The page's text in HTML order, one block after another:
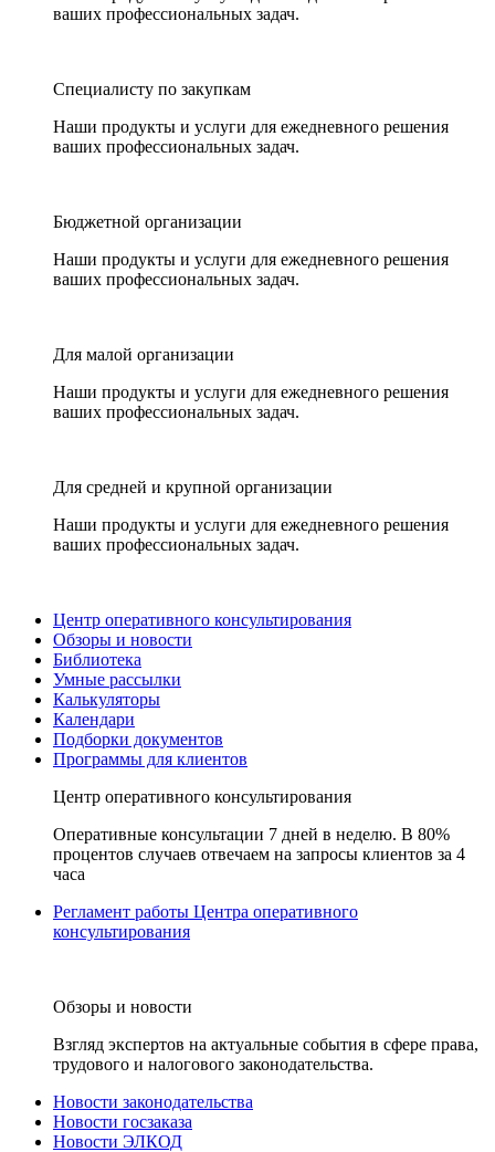
ваших профессиональных задач.
Специалисту по закупкам
Наши продукты и услуги для ежедневного решения
ваших профессиональных задач.
Бюджетной организации
Наши продукты и услуги для ежедневного решения
ваших профессиональных задач.
Для малой организации
Наши продукты и услуги для ежедневного решения
ваших профессиональных задач.
Для средней и крупной организации
Наши продукты и услуги для ежедневного решения
ваших профессиональных задач.
Центр оперативного консультирования
Обзоры и новости
Библиотека
Умные рассылки
Калькуляторы
Календари
Подборки документов
Программы для клиентов
Центр оперативного консультирования
Оперативные консультации 7 дней в неделю. В 80%
процентов случаев отвечаем на запросы клиентов за 4
часа
Регламент работы Центра оперативного
консультирования
Обзоры и новости
Взгляд экспертов на актуальные события в сфере права,
трудового и налогового законодательства.
Новости законодательства
Новости госзаказа
Новости ЭЛКОД